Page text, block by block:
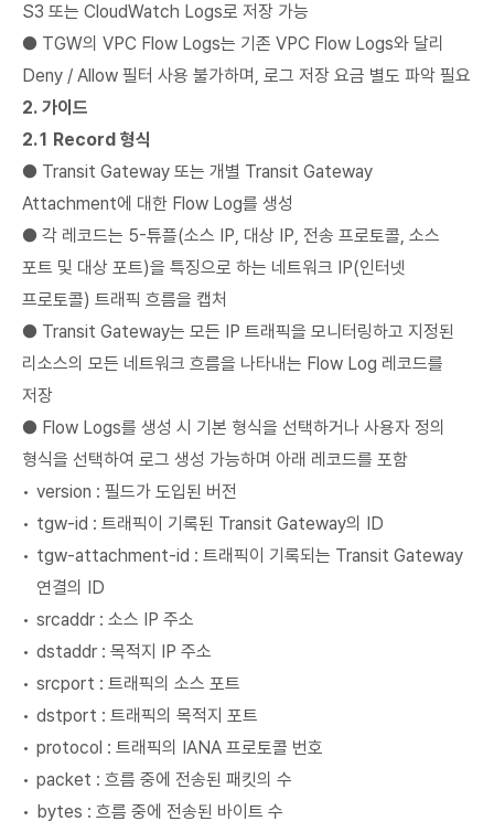
S3 또는 CloudWatch Logs로 저장 가능
● TGW의 VPC Flow Logs는 기존 VPC Flow Logs와 달리
Deny / Allow 필터 사용 불가하며, 로그 저장 요금 별도 파악 필요
2. 가이드
2.1 Record 형식
● Transit Gateway 또는 개별 Transit Gateway
Attachment에 대한 Flow Log를 생성
● 각 레코드는 5-튜플(소스 IP, 대상 IP, 전송 프로토콜, 소스
포트 및 대상 포트)을 특징으로 하는 네트워크 IP(인터넷
프로토콜) 트래픽 흐름을 캡처
● Transit Gateway는 모든 IP 트래픽을 모니터링하고 지정된
리소스의 모든 네트워크 흐름을 나타내는 Flow Log 레코드를
저장
● Flow Logs를 생성 시 기본 형식을 선택하거나 사용자 정의
형식을 선택하여 로그 생성 가능하며 아래 레코드를 포함
version : 필드가 도입된 버전
tgw-id : 트래픽이 기록된 Transit Gateway의 ID
tgw-attachment-id : 트래픽이 기록되는 Transit Gateway
연결의 ID
srcaddr : 소스 IP 주소
dstaddr : 목적지 IP 주소
srcport : 트래픽의 소스 포트
dstport : 트래픽의 목적지 포트
protocol : 트래픽의 IANA 프로토콜 번호
packet : 흐름 중에 전송된 패킷의 수
bytes : 흐름 중에 전송된 바이트 수